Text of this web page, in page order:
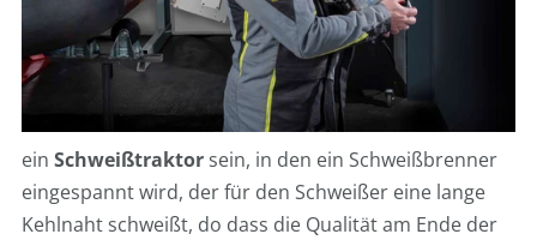
ein Schweißtraktor sein, in den ein Schweißbrenner
eingespannt wird, der für den Schweißer eine lange
Kehlnaht schweißt, do dass die Qualität am Ende der